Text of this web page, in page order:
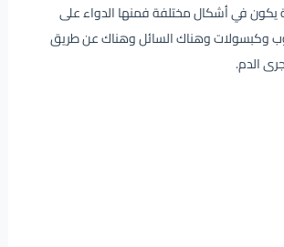
يكون في أشكال مختلفة فمنها الدواء على
وكبسولات وهناك السائل وهناك عن طريق
الدم.